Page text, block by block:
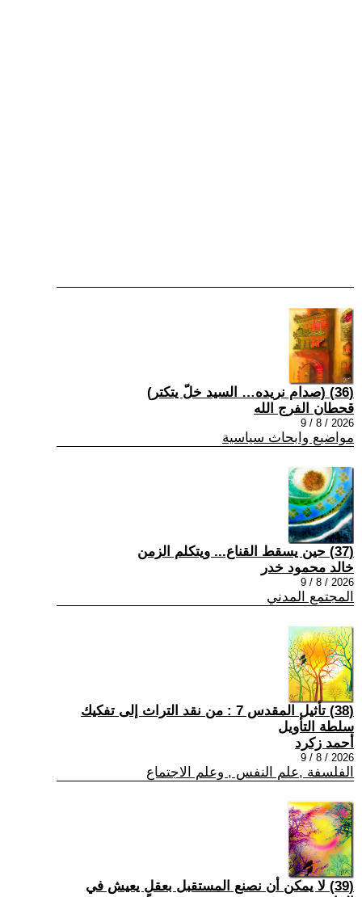
(36) (صدام نريده… السيد خلّ يتكتر)
قحطان الفرج الله
2026 / 8 / 9
مواضيع وابحاث سياسية
(37) حين يسقط القناع... ويتكلم الزمن
خالد محمود خدر
2026 / 8 / 9
المجتمع المدني
(38) تأثيل المقدس 7 : من نقد التراث إلى تفكيك
سلطة التأويل
أحمد زكرد
2026 / 8 / 9
الفلسفة ,علم النفس , وعلم الاجتماع
(39) لا يمكن أن نصنع المستقبل بعقلٍ يعيش في